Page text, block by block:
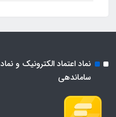
نماد اعتماد الکترونیک و نماد
ساماندهی